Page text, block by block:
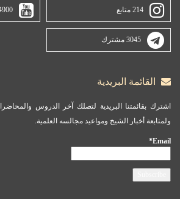
214 متابع 74900
3045 مشترك
القائمة البريدية
اشترك بقائمتنا البريدية لتصلك آخر الدروس
ولمتابعة أخبار الشيخ ومواعيد مجالسه العلمية.
Email*